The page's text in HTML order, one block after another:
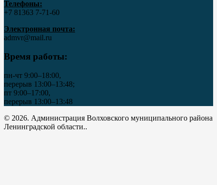
Телефоны:
+7 81363 7‑71-60
Электронная почта:
admvr@mail.ru
Время работы:
пн-чт 9:00–18:00,
перерыв 13:00–13:48;
пт 9:00–17:00,
перерыв 13:00–13:48
© 2026. Администрация Волховского муниципального района
Ленинградской области..